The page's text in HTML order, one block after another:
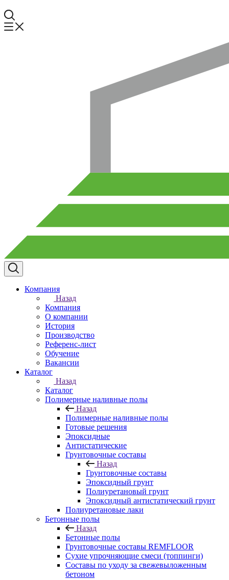
Компания
Назад
Компания
О компании
История
Производство
Референс-лист
Обучение
Вакансии
Каталог
Назад
Каталог
Полимерные наливные полы
Назад
Полимерные наливные полы
Готовые решения
Эпоксидные
Антистатические
Грунтовочные составы
Назад
Грунтовочные составы
Эпоксидный грунт
Полиуретановый грунт
Эпоксидный антистатический грунт
Полиуретановые лаки
Бетонные полы
Назад
Бетонные полы
Грунтовочные составы REMFLOOR
Сухие упрочняющие смеси (топпинги)
Составы по уходу за свежевыложенным
бетоном